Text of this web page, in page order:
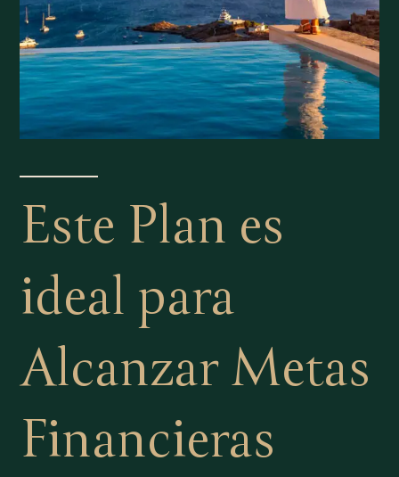
Este Plan es
ideal para
Alcanzar Metas
Financieras